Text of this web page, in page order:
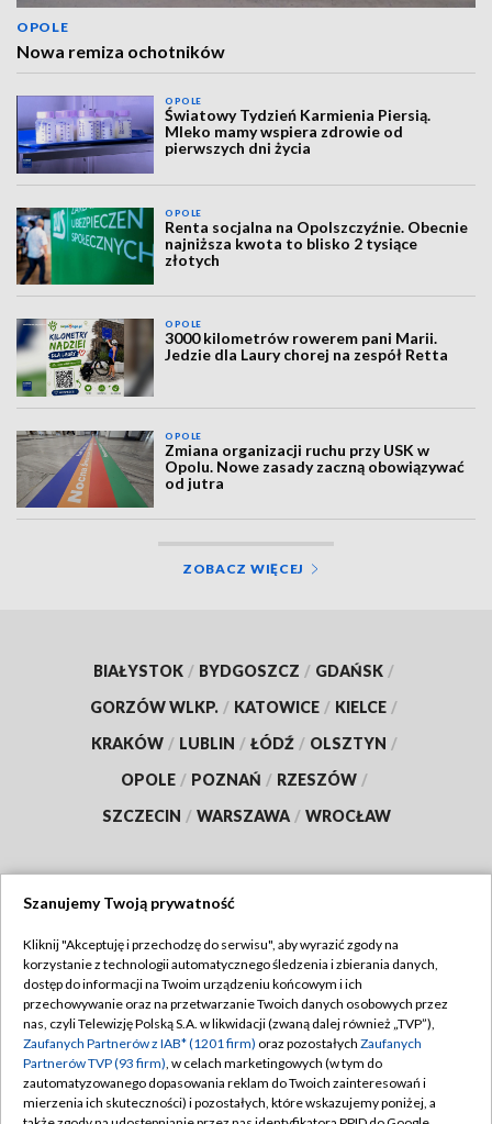
OPOLE
Nowa remiza ochotników
OPOLE
Światowy Tydzień Karmienia Piersią.
Mleko mamy wspiera zdrowie od
pierwszych dni życia
OPOLE
Renta socjalna na Opolszczyźnie. Obecnie
najniższa kwota to blisko 2 tysiące
złotych
OPOLE
3000 kilometrów rowerem pani Marii.
Jedzie dla Laury chorej na zespół Retta
OPOLE
Zmiana organizacji ruchu przy USK w
Opolu. Nowe zasady zaczną obowiązywać
od jutra
ZOBACZ WIĘCEJ
BIAŁYSTOK / BYDGOSZCZ / GDAŃSK /
GORZÓW WLKP. / KATOWICE / KIELCE /
KRAKÓW / LUBLIN / ŁÓDŹ / OLSZTYN /
OPOLE / POZNAŃ / RZESZÓW /
SZCZECIN / WARSZAWA / WROCŁAW
TVP
Abonament TVP
Emisja w TVP
Centrum informacji TVP
Naziemna Telewizja Cyfrowa
Regulamin TVP
Polityka prywatności
Moje zgody
Pomoc
Szanujemy Twoją prywatność
Kliknij "Akceptuję i przechodzę do serwisu", aby wyrazić zgody na
korzystanie z technologii automatycznego śledzenia i zbierania danych,
dostęp do informacji na Twoim urządzeniu końcowym i ich
przechowywanie oraz na przetwarzanie Twoich danych osobowych przez
nas, czyli Telewizję Polską S.A. w likwidacji (zwaną dalej również „TVP”),
Zaufanych Partnerów z IAB* (1201 firm) oraz pozostałych Zaufanych
Partnerów TVP (93 firm), w celach marketingowych (w tym do
zautomatyzowanego dopasowania reklam do Twoich zainteresowań i
mierzenia ich skuteczności) i pozostałych, które wskazujemy poniżej, a